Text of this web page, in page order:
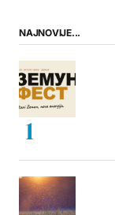
NAJNOVIJE...